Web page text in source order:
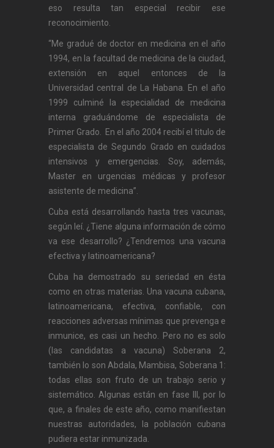
eso resulta tan especial recibir ese
reconocimiento.
“Me gradué de doctor en medicina en el año
1994, en la facultad de medicina de la ciudad,
extensión en aquel entonces de la
Universidad central de La Habana. En el año
1999 culminé la especialidad de medicina
interna graduándome de especialista de
Primer Grado. En el año 2004 recibí el titulo de
especialista de Segundo Grado en cuidados
intensivos y emergencias. Soy, además,
Master en urgencias médicas y profesor
asistente de medicina”.
Cuba está desarrollando hasta tres vacunas,
según leí. ¿Tiene alguna información de cómo
va ese desarrollo? ¿Tendremos una vacuna
efectiva y latinoamericana?
Cuba ha demostrado su seriedad en ésta
como en otras materias. Una vacuna cubana,
latinoamericana, efectiva, confiable, con
reacciones adversas mínimas que prevenga e
inmunice, es casi un hecho. Pero no es solo
(las candidatas a vacuna) Soberana 2,
también lo son Abdala, Mambisa, Soberana 1:
todas ellas son fruto de un trabajo serio y
sistemático. Algunas están en fase III, por lo
que, a finales de este año, como manifiestan
nuestras autoridades, la población cubana
pudiera estar inmunizada.